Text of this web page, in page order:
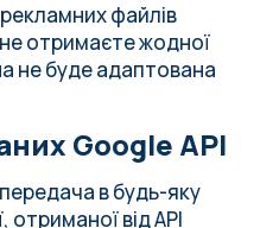
файлів
отримаєте жодної
не буде адаптована
Google API
в будь-яку
отриманої від API